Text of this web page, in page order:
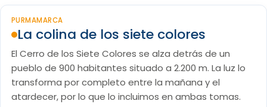
PURMAMARCA
La colina de los siete colores
El Cerro de los Siete Colores se alza detrás de un
pueblo de 900 habitantes situado a 2.200 m. La luz lo
transforma por completo entre la mañana y el
atardecer, por lo que lo incluimos en ambas tomas.